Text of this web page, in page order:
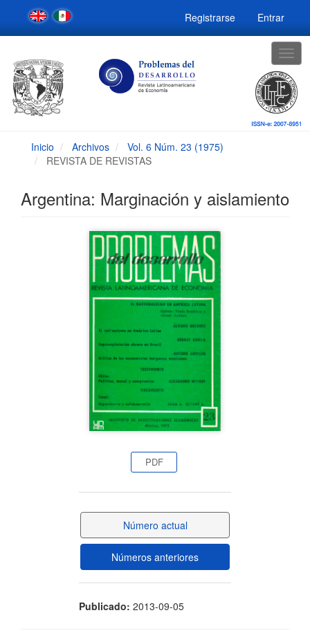
Navegación
principal
Contenido
Barra
lateral
Registrarse Entrar
Inicio Archivos
Vol. 6 Núm. 23 (1975)
REVISTA DE REVISTAS
Argentina: Marginación y aislamiento
PDF
Número actual
Números anteriores
Publicado: 2013-09-05